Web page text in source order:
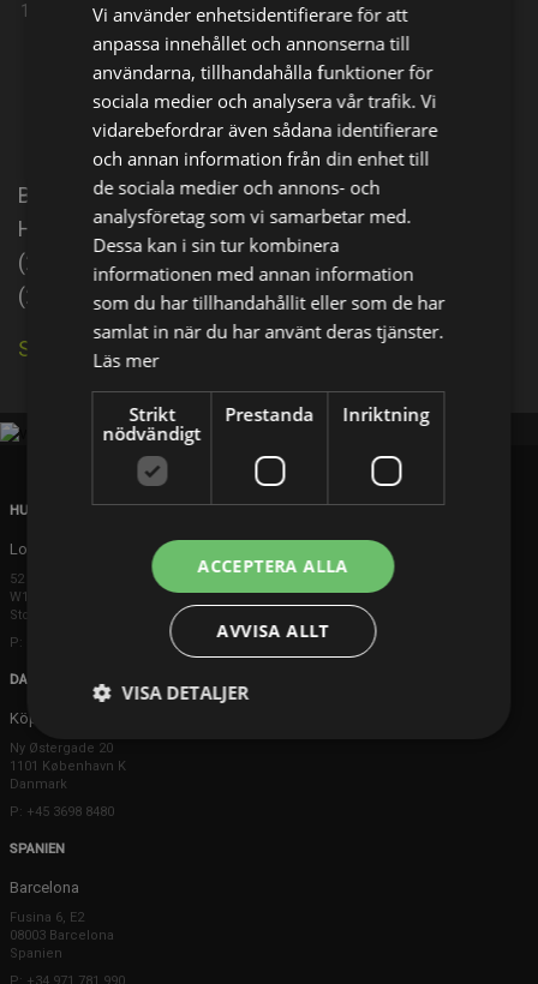
16-06-1965
Facebook X E-postadress
Bayoumi Fouad was born on June 16, 1965 in Egypt.
He is an actor, known for El Harb El Alameya El Talta
(2014), Hamlet Pheroun (2019) and Baghdad Thief
(2020).
Se källa på IMDb
HUVUDKONTOR
London
52 Brook Street
W1K 5DS London
Storbritannien
P: +44 203 608 8181
DANMARK
Köpenhamn
Ny Østergade 20
1101 København K
Danmark
P: +45 3698 8480
SPANIEN
Barcelona
Fusina 6, E2
08003 Barcelona
Spanien
Vi använder enhetsidentifierare för att
anpassa innehållet och annonserna till
användarna, tillhandahålla funktioner för
sociala medier och analysera vår trafik. Vi
vidarebefordrar även sådana identifierare
och annan information från din enhet till
de sociala medier och annons- och
analysföretag som vi samarbetar med.
Dessa kan i sin tur kombinera
informationen med annan information
som du har tillhandahållit eller som de har
samlat in när du har använt deras tjänster.
Läs mer
Strikt
nödvändigt
Prestanda Inriktning
ACCEPTERA ALLA
AVVISA ALLT
VISA DETALJER